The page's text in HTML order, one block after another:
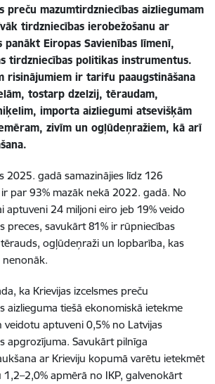
preču mazumtirdzniecības aizliegumam
tirdzniecības ierobežošanu ar
panākt Eiropas Savienības līmenī,
tirdzniecības politikas instrumentus.
risinājumiem ir tarifu paaugstināšana
tostarp dzelzij, tēraudam,
importa aizliegumi atsevišķām
zivīm un ogļūdeņražiem, kā arī
2025. gadā samazinājies līdz 126
par 93% mazāk nekā 2022. gadā. No
aptuveni 24 miljoni eiro jeb 19% veido
preces, savukārt 81% ir rūpniecības
ogļūdeņraži un lopbarība, kas
nenonāk.
ka Krievijas izcelsmes preču
aizlieguma tiešā ekonomiskā ietekme
aptuveni 0,5% no Latvijas
apgrozījuma. Savukārt pilnīga
ar Krieviju kopumā varētu ietekmēt
apmērā no IKP, galvenokārt